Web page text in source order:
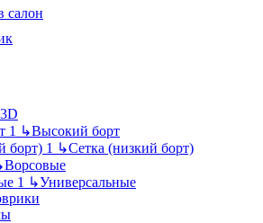
салон
↳Высокий борт
↳Сетка (низкий борт)
Ворсовые
↳Универсальные